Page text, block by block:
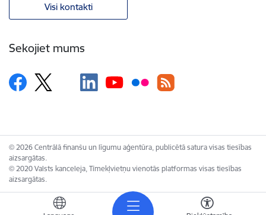
Visi kontakti
Sekojiet mums
© 2026 Centrālā finanšu un līgumu aģentūra, publicētā satura visas tiesības
aizsargātas.
© 2020 Valsts kanceleja, Tīmekļvietņu vienotās platformas visas tiesības
aizsargātas.